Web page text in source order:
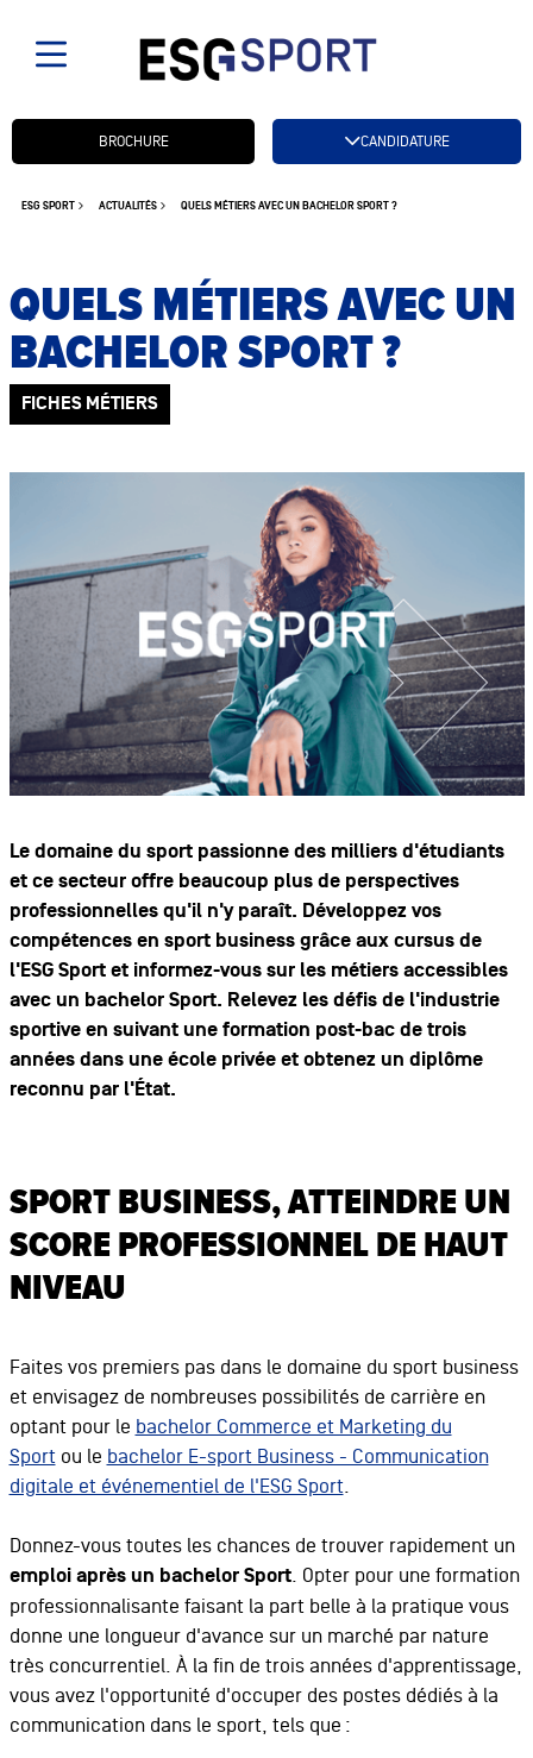
ESG SPORT ACTUALITÉS QUELS MÉTIERS AVEC UN BACHELOR SPORT ?
QUELS MÉTIERS AVEC UN
BACHELOR SPORT ?
FICHES MÉTIERS
Le domaine du sport passionne des milliers d'étudiants
et ce secteur offre beaucoup plus de perspectives
professionnelles qu'il n'y paraît. Développez vos
compétences en sport business grâce aux cursus de
l'ESG Sport et informez-vous sur les métiers accessibles
avec un bachelor Sport. Relevez les défis de l'industrie
sportive en suivant une formation post-bac de trois
années dans une école privée et obtenez un diplôme
reconnu par l'État.
SPORT BUSINESS, ATTEINDRE UN
SCORE PROFESSIONNEL DE HAUT
NIVEAU
Faites vos premiers pas dans le domaine du sport business
et envisagez de nombreuses possibilités de carrière en
optant pour le bachelor Commerce et Marketing du
Sportou le bachelor E-sport Business - Communication
digitale et événementiel de l'ESG Sport.
Donnez-vous toutes les chances de trouver rapidement un
emploi après un bachelor Sport. Opter pour une formation
professionnalisante faisant la part belle à la pratique vous
donne une longueur d'avance sur un marché par nature
très concurrentiel. À la fin de trois années d'apprentissage,
vous avez l'opportunité d'occuper des postes dédiés à la
communication dans le sport, tels que :
CANDIDATURE
Candidatez btnBROCHURE